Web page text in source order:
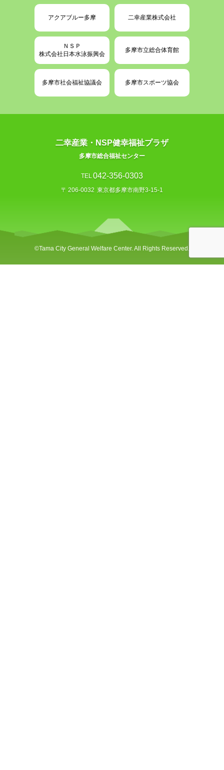
アクアブルー多摩 二幸産業株式会社
ＮＳＰ
株式会社日本水泳振興会
多摩市立総合体育館
多摩市社会福祉協議会 多摩市スポーツ協会
二幸産業・NSP健幸福祉プラザ
多摩市総合福祉センター
TEL 042-356-0303
〒 206-0032 東京都多摩市南野3-15-1
©︎Tama City General Welfare Center. All Rights Reserved.